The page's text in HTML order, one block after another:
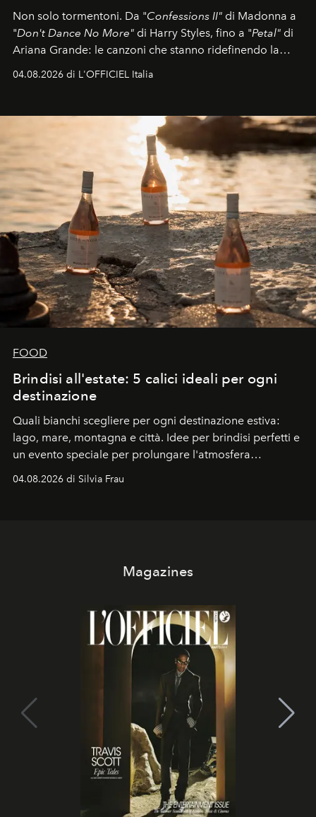
Non solo tormentoni. Da "Confessions II" di Madonna a
"Don't Dance No More" di Harry Styles, fino a "Petal" di
Ariana Grande: le canzoni che stanno ridefinendo la
04.08.2026 di L'OFFICIEL Italia
FOOD
Brindisi all'estate: 5 calici ideali per ogni
destinazione
Quali bianchi scegliere per ogni destinazione estiva:
lago, mare, montagna e città. Idee per brindisi perfetti e
un evento speciale per prolungare l'atmosfera
04.08.2026 di Silvia Frau
Magazines